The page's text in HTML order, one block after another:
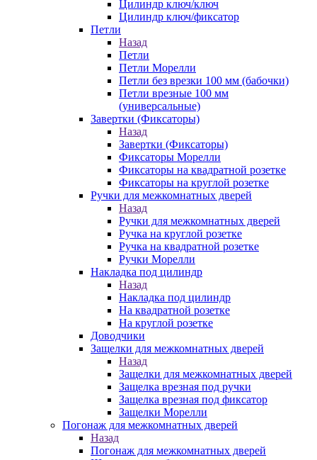
Цилиндр ключ/ключ
Цилиндр ключ/фиксатор
Петли
Назад
Петли
Петли Морелли
Петли без врезки 100 мм (бабочки)
Петли врезные 100 мм
(универсальные)
Завертки (Фиксаторы)
Назад
Завертки (Фиксаторы)
Фиксаторы Морелли
Фиксаторы на квадратной розетке
Фиксаторы на круглой розетке
Ручки для межкомнатных дверей
Назад
Ручки для межкомнатных дверей
Ручка на круглой розетке
Ручка на квадратной розетке
Ручки Морелли
Накладка под цилиндр
Назад
Накладка под цилиндр
На квадратной розетке
На круглой розетке
Доводчики
Защелки для межкомнатных дверей
Назад
Защелки для межкомнатных дверей
Защелка врезная под ручки
Защелка врезная под фиксатор
Защелки Морелли
Погонаж для межкомнатных дверей
Назад
Погонаж для межкомнатных дверей